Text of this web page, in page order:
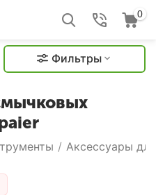
0
Фильтры
/ Аксессуары